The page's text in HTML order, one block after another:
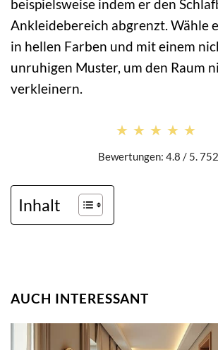
beispielsweise indem er den
Ankleidebereich abgrenzt. Wähle
in hellen Farben und mit einem
unruhigen Muster, um den Raum
verkleinern.
★★★★★
★★★★★
Bewertungen: 4.8 / 5. 752
Inhalt
AUCH INTERESSANT